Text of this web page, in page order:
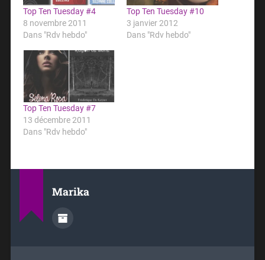
Top Ten Tuesday #4
8 novembre 2011
Dans "Rdv hebdo"
Top Ten Tuesday #10
3 janvier 2012
Dans "Rdv hebdo"
Top Ten Tuesday #7
13 décembre 2011
Dans "Rdv hebdo"
Marika